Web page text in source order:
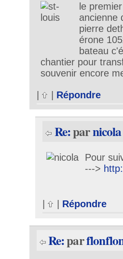
le
ancienne
pierre
érone
bateau
chantier pour
souvenir encore
Répondre
Re:parnicola
Pour
--->
| | Répondre
Re:par